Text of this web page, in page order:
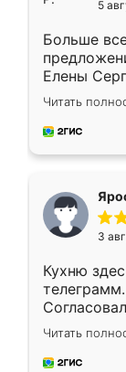
5
Больше
Елены
короткие
для
предложил
Читать
3
Кухню
недели
довольны
мебель за
Читать